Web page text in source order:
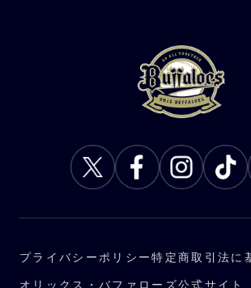
プライバシーポリシー特定商取引法に
オリックス・バファローズ公式サイト